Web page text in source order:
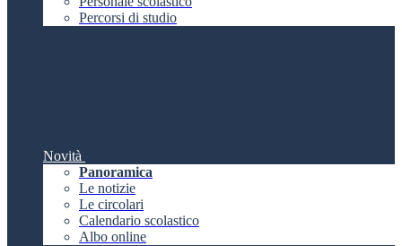
Percorsi di studio
Novità
Panoramica
Le notizie
Le circolari
Calendario scolastico
Albo online